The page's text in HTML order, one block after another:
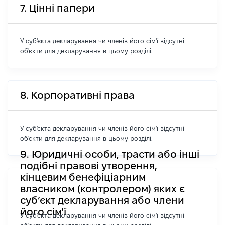
7. Цінні папери
У суб'єкта декларування чи членів його сім'ї відсутні
об'єкти для декларування в цьому розділі.
8. Корпоративні права
У суб'єкта декларування чи членів його сім'ї відсутні
об'єкти для декларування в цьому розділі.
9. Юридичні особи, трасти або інші
подібні правові утворення,
кінцевим бенефіціарним
власником (контролером) яких є
суб’єкт декларування або члени
його сім'ї
У суб'єкта декларування чи членів його сім'ї відсутні